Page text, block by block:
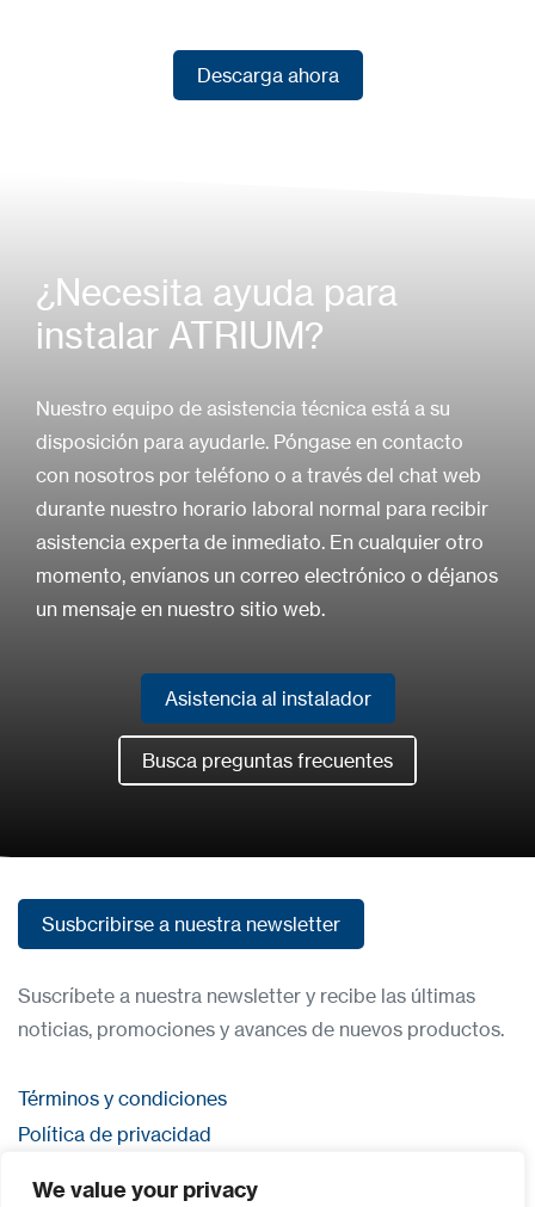
We value your privacy
Descarga ahora
¿Necesita ayuda para
instalar ATRIUM?
Nuestro equipo de asistencia técnica está a su
disposición para ayudarle. Póngase en contacto
con nosotros por teléfono o a través del chat web
durante nuestro horario laboral normal para recibir
asistencia experta de inmediato. En cualquier otro
momento, envíanos un correo electrónico o déjanos
un mensaje en nuestro sitio web.
Asistencia al instalador
Asistencia al instalador
Busca preguntas frecuentes
Susbcribirse a nuestra newsletter
Suscríbete a nuestra newsletter y recibe las últimas
noticias, promociones y avances de nuevos productos.
Términos y condiciones
Política de privacidad